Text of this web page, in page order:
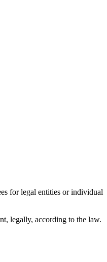
for legal entities or individual
legally, according to the law.